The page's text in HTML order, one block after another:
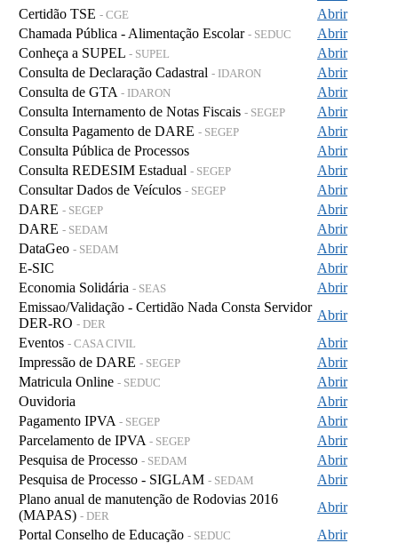
Certidão TSE - CGE
Abrir
Chamada Pública - Alimentação Escolar - SEDUC
Abrir
Conheça a SUPEL - SUPEL
Abrir
Consulta de Declaração Cadastral - IDARON
Abrir
Consulta de GTA - IDARON
Abrir
Consulta Internamento de Notas Fiscais - SEGEP
Abrir
Consulta Pagamento de DARE - SEGEP
Abrir
Consulta Pública de Processos
Abrir
Consulta REDESIM Estadual - SEGEP
Abrir
Consultar Dados de Veículos - SEGEP
Abrir
DARE - SEGEP
Abrir
DARE - SEDAM
Abrir
DataGeo - SEDAM
Abrir
E-SIC
Abrir
Economia Solidária - SEAS
Abrir
Emissao/Validação - Certidão Nada Consta Servidor
DER-RO - DER
Abrir
Eventos - CASA CIVIL
Abrir
Impressão de DARE - SEGEP
Abrir
Matricula Online - SEDUC
Abrir
Ouvidoria
Abrir
Pagamento IPVA - SEGEP
Abrir
Parcelamento de IPVA - SEGEP
Abrir
Pesquisa de Processo - SEDAM
Abrir
Pesquisa de Processo - SIGLAM - SEDAM
Abrir
Plano anual de manutenção de Rodovias 2016
(MAPAS) - DER
Abrir
Portal Conselho de Educação - SEDUC
Abrir